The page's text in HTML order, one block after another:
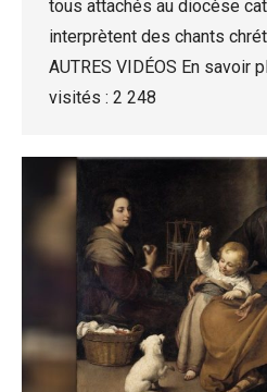
tous attachés au diocèse
interprètent des chants
AUTRES VIDÉOS En savoir
visités : 2 248